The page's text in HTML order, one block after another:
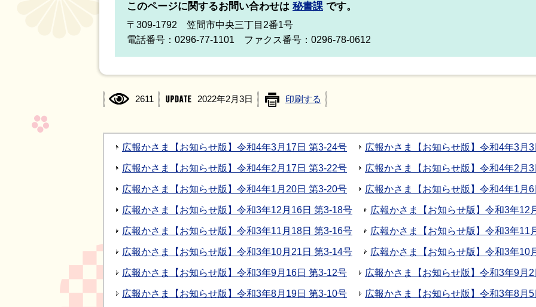
このページに関するお問い合わせは 秘書課 です。
〒309-1792 笠間市中央三丁目2番1号
電話番号：0296-77-1101 ファクス番号：0296-78-0612
2611 2022年2月3日 印刷する
広報かさま【お知らせ版】令和4年3月17日 第3-24号 広報かさま【お知らせ版】令和4年3月
広報かさま【お知らせ版】令和4年2月17日 第3-22号 広報かさま【お知らせ版】令和4年2月
広報かさま【お知らせ版】令和4年1月20日 第3-20号 広報かさま【お知らせ版】令和4年1月
広報かさま【お知らせ版】令和3年12月16日 第3-18号 広報かさま【お知らせ版】令和3年12
広報かさま【お知らせ版】令和3年11月18日 第3-16号 広報かさま【お知らせ版】令和3年11
広報かさま【お知らせ版】令和3年10月21日 第3-14号 広報かさま【お知らせ版】令和3年10
広報かさま【お知らせ版】令和3年9月16日 第3-12号 広報かさま【お知らせ版】令和3年9月
広報かさま【お知らせ版】令和3年8月19日 第3-10号 広報かさま【お知らせ版】令和3年8月